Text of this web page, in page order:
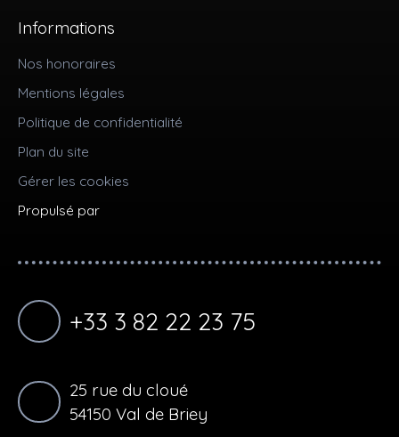
Informations
Nos honoraires
Mentions légales
Politique de confidentialité
Plan du site
Gérer les cookies
Propulsé par
+33 3 82 22 23 75
25 rue du cloué
54150 Val de Briey